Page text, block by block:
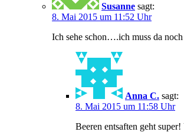
Susanne sagt:
8. Mai 2015 um 11:52 Uhr
Ich sehe schon….ich muss da
Anna C. sagt:
8. Mai 2015 um 11:58 Uhr
Beeren entsaften geht